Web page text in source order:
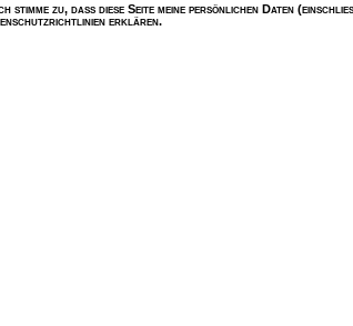
zu, dass diese Seite meine persönlichen Daten
erklären.